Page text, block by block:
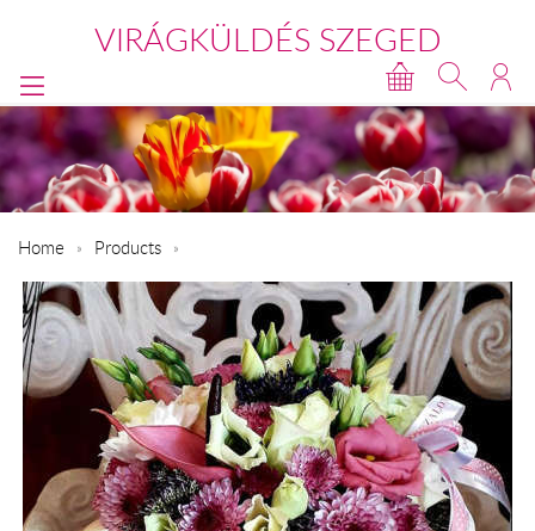
VIRÁGKÜLDÉS SZEGED
Home Products